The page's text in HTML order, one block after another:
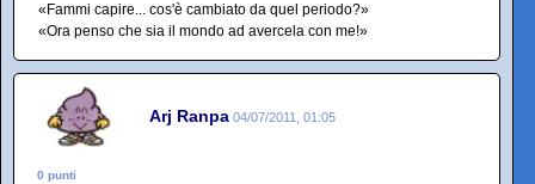
«Fammi capire... cos'è cambiato da quel periodo?»
«Ora penso che sia il mondo ad avercela con me!»
Arj Ranpa 04/07/2011, 01:05
0 punti